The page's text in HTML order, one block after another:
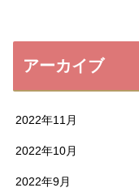
アーカイブ
2022年11月
2022年10月
2022年9月